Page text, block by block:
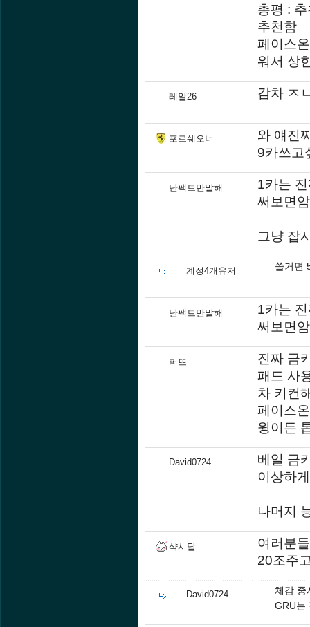
총평 :
추천함
페이스
워서 상
레알26 감차 ㅈ
포르쉐오너
와 얘진
9카쓰고
난팩트만말해
1카는
써보면암
그냥 잡
계정4개유저 쓸거면
난팩트만말해
1카는
써보면암
퍼뜨
진짜 금
패드 사
차 키컨
페이스
윙이든
David0724
베일 금
이상하
나머지
샥시탈
여러분
20조주
David0724
체감 중
GRU는